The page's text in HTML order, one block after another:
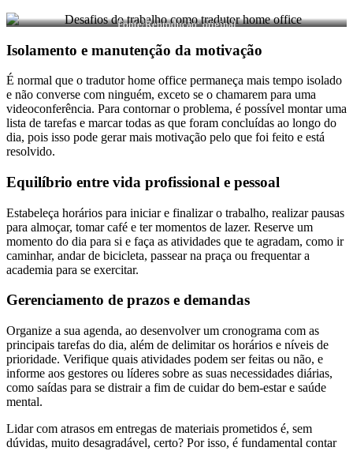
Fonte/Reprodução: original
Isolamento e manutenção da motivação
É normal que o tradutor home office permaneça mais tempo isolado
e não converse com ninguém, exceto se o chamarem para uma
videoconferência. Para contornar o problema, é possível montar uma
lista de tarefas e marcar todas as que foram concluídas ao longo do
dia, pois isso pode gerar mais motivação pelo que foi feito e está
resolvido.
Equilíbrio entre vida profissional e pessoal
Estabeleça horários para iniciar e finalizar o trabalho, realizar pausas
para almoçar, tomar café e ter momentos de lazer. Reserve um
momento do dia para si e faça as atividades que te agradam, como ir
caminhar, andar de bicicleta, passear na praça ou frequentar a
academia para se exercitar.
Gerenciamento de prazos e demandas
Organize a sua agenda, ao desenvolver um cronograma com as
principais tarefas do dia, além de delimitar os horários e níveis de
prioridade. Verifique quais atividades podem ser feitas ou não, e
informe aos gestores ou líderes sobre as suas necessidades diárias,
como saídas para se distrair a fim de cuidar do bem-estar e saúde
mental.
Lidar com atrasos em entregas de materiais prometidos é, sem
dúvidas, muito desagradável, certo? Por isso, é fundamental contar